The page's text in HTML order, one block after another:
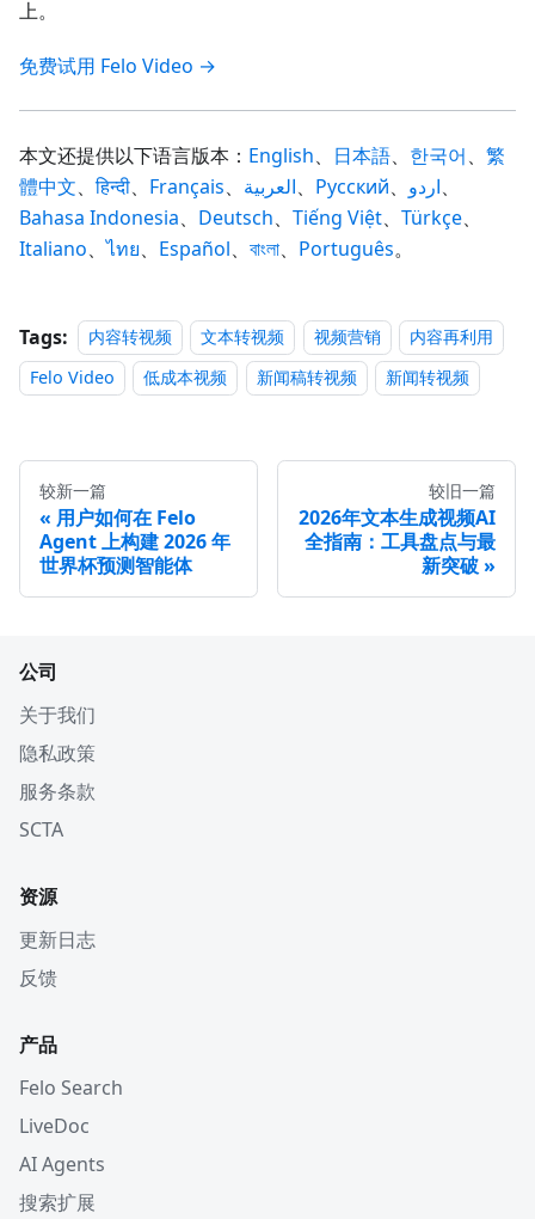
上。
免费试用 Felo Video →
本文还提供以下语言版本： English、 日本語、 한국어、 繁
體中文、हिन्दी、 Français、 العربية、 Русский、 اردو、
Bahasa Indonesia、 Deutsch、 Tiếng Việt、 Türkçe、
Italiano、ไทย、 Español、 বাংলা、 Português。
Tags: 内容转视频 文本转视频 视频营销
内容再利用
Felo Video
低成本视频 新闻稿转视频 新闻转视频
较新一篇
用户如何在 Felo
Agent 上构建 2026 年
世界杯预测智能体
较旧一篇
2026年文本生成视频AI
全指南：工具盘点与最
新突破
公司
关于我们
隐私政策
服务条款
SCTA
资源
更新日志
反馈
产品
Felo Search
LiveDoc
AI Agents
搜索扩展